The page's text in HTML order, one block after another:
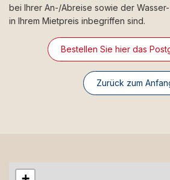
bei Ihrer An-/Abreise sowie der
in Ihrem Mietpreis inbegriffen sind.
Bestellen Sie hier das
Zurück zum